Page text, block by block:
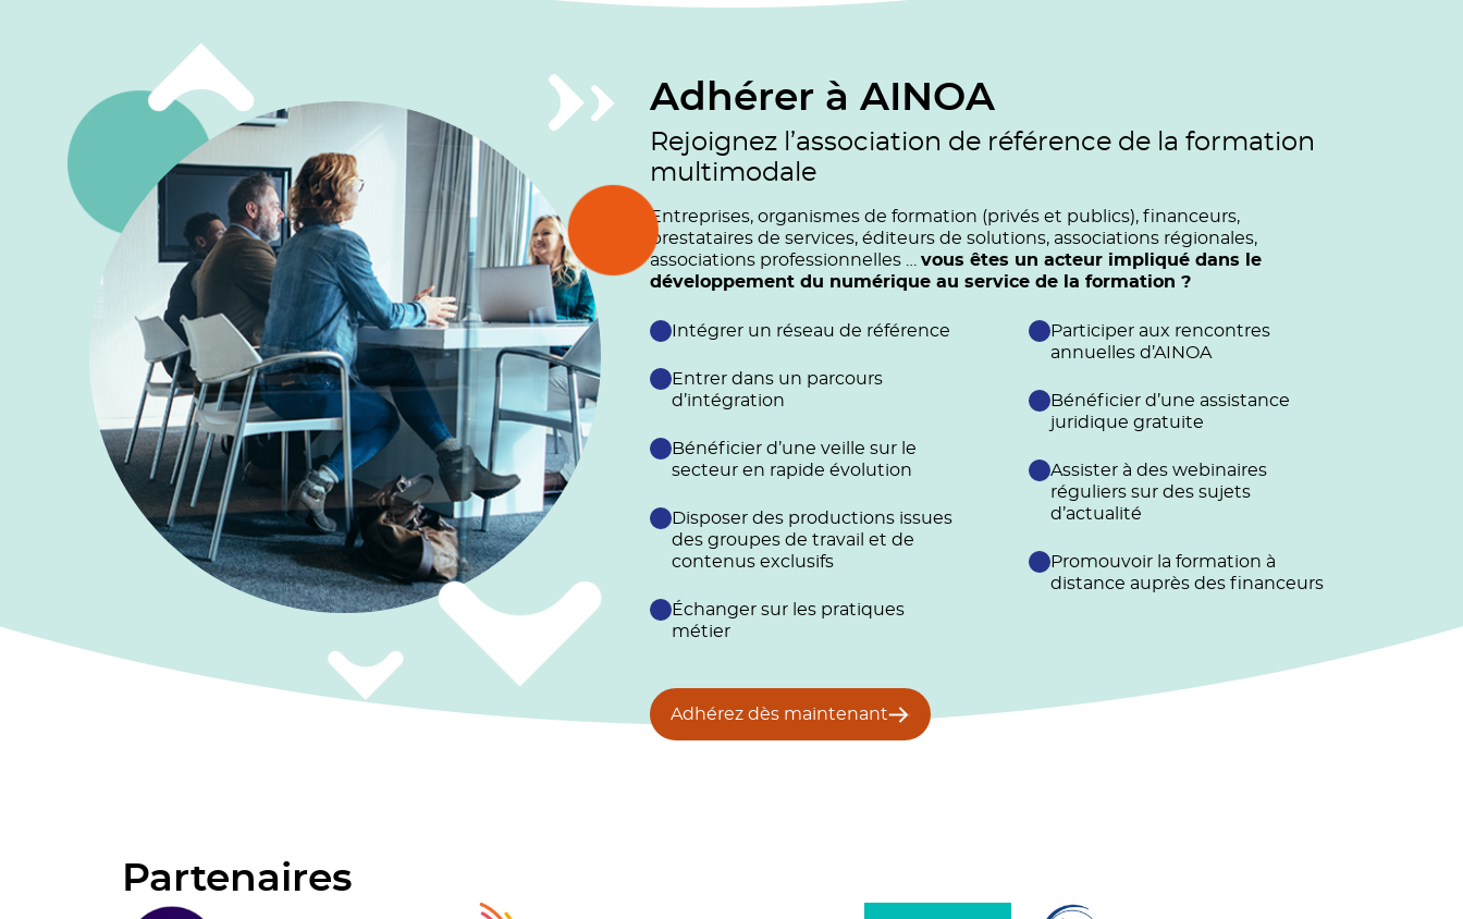
Adhérer à AINOA
Rejoignez l’association de référence de la formation
multimodale
Entreprises, organismes de formation (privés et publics), financeurs,
prestataires de services, éditeurs de solutions, associations régionales,
associations professionnelles … vous êtes un acteur impliqué dans le
développement du numérique au service de la formation ?
Intégrer un réseau de référence
Entrer dans un parcours
d’intégration
Bénéficier d’une veille sur le
secteur en rapide évolution
Disposer des productions issues
des groupes de travail et de
contenus exclusifs
Échanger sur les pratiques
métier
Participer aux rencontres
annuelles d’AINOA
Bénéficier d’une assistance
juridique gratuite
Assister à des webinaires
réguliers sur des sujets
d’actualité
Promouvoir la formation à
distance auprès des financeurs
Adhérez dès maintenant
Partenaires